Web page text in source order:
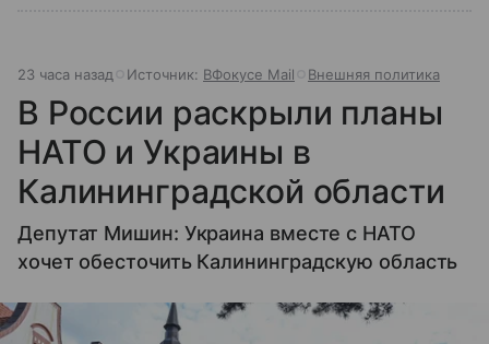
23 часа назад Источник: ВФокусе Mail Внешняя политика
В России раскрыли планы
НАТО и Украины в
Калининградской области
Депутат Мишин: Украина вместе с НАТО
хочет обесточить Калининградскую область